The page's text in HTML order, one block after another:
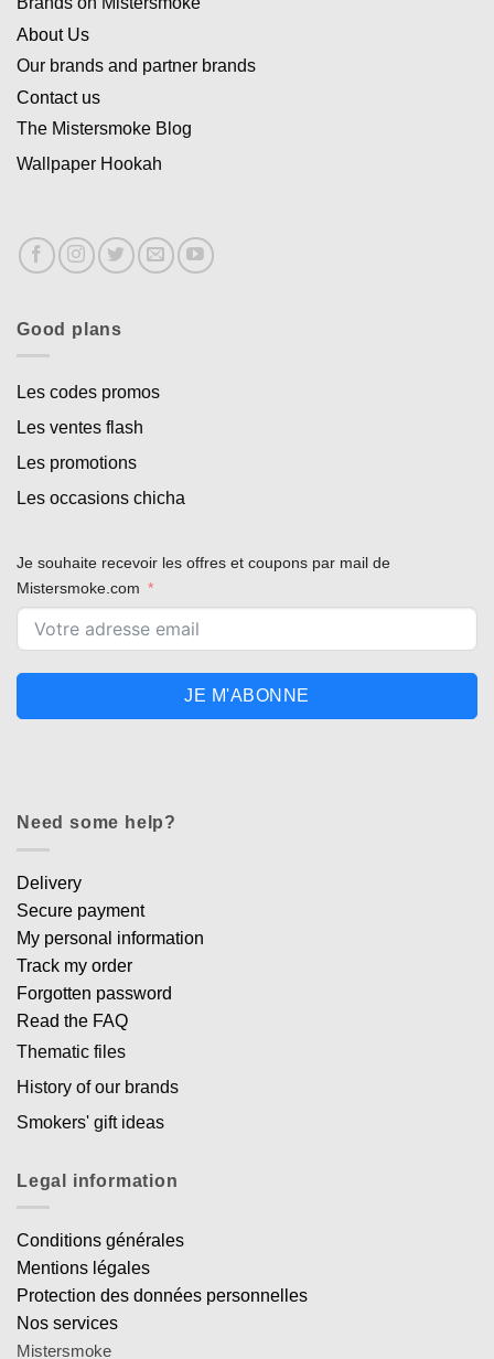
About Us
Our brands and partner brands
Contact us
The Mistersmoke Blog
Wallpaper Hookah
Good plans
Les codes promos
Les ventes flash
Les promotions
Les occasions chicha
Je souhaite recevoir les offres et coupons par mail de
Mistersmoke.com
JE M'ABONNE
Need some help?
Delivery
Secure payment
My personal information
Track my order
Forgotten password
Read the FAQ
Thematic files
History of our brands
Smokers' gift ideas
Legal information
Conditions générales
Mentions légales
Protection des données personnelles
Nos services
Mistersmoke